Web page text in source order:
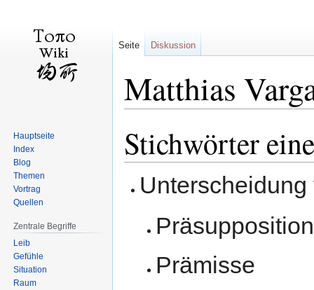
Matthias
Navigation
springen
Suche
springen
Stichwörter
Unterscheidung
Präsupposition
Prämisse
Seite Diskussion
Hauptseite
Index
Blog
Themen
Vortrag
Quellen
Zentrale Begriffe
Leib
Gefühle
Situation
Raum